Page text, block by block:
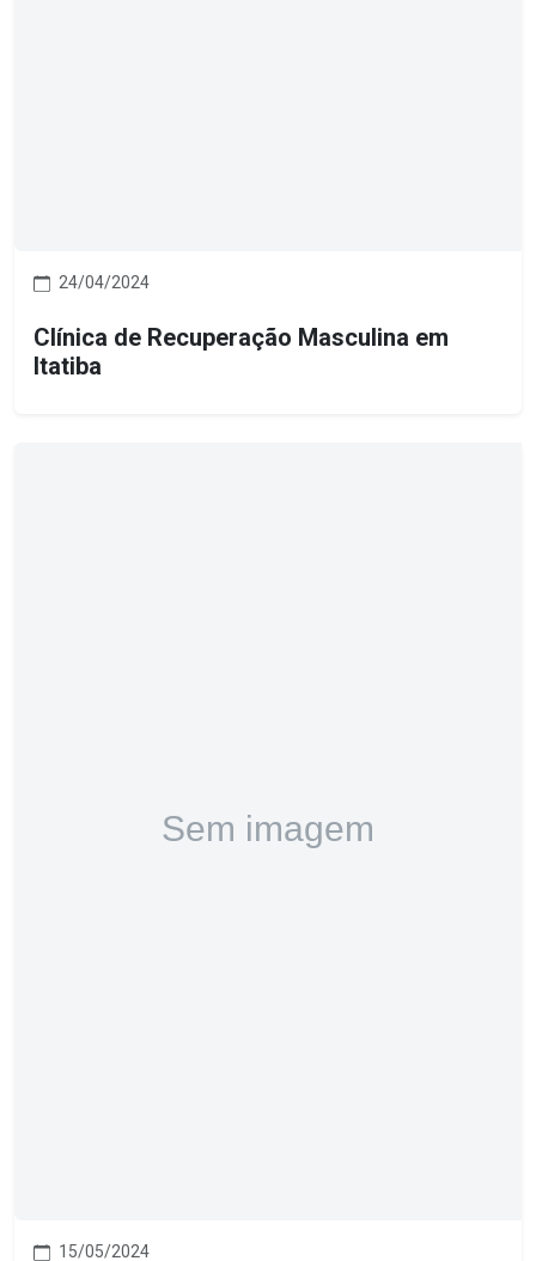
24/04/2024
Clínica de Recuperação Masculina em
Itatiba
15/05/2024